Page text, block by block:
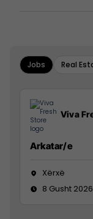
Jobs Real
Viva
Arkatar/e
Xërxë
8 Gusht 2026